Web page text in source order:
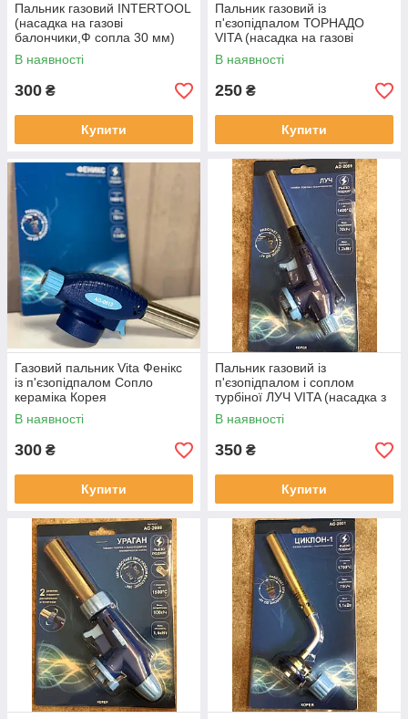
Пальник газовий INTERTOOL
(насадка на газові
балончики,Ф сопла 30 мм)
В наявності
300 ₴
Купити
Пальник газовий із
п'єзопідпалом ТОРНАДО
VITA (насадка на газові
балончики) (виробництва
Корея)
В наявності
250 ₴
Купити
Газовий пальник Vita Фенікс
із п'єзопідпалом Сопло
кераміка Корея
В наявності
300 ₴
Купити
Пальник газовий із
п'єзопідпалом і соплом
турбіної ЛУЧ VITA (насадка з
вузьким соплом на газові
балончики) Корея
В наявності
350 ₴
Купити